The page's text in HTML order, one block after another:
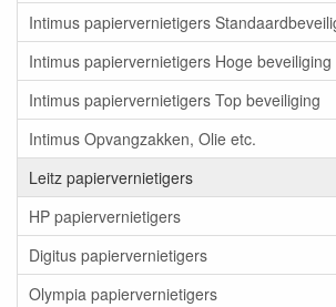
Intimus papiervernietigers
Intimus papiervernietigers Hoge beveiliging
Intimus papiervernietigers Top beveiliging
Intimus Opvangzakken, Olie etc.
Leitz papiervernietigers
HP papiervernietigers
Digitus papiervernietigers
Olympia papiervernietigers